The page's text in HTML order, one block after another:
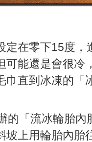
定在零下15度
可能還是會很冷
巾直到冰凍的「
的「流冰輪胎
坡上用輪胎內胎